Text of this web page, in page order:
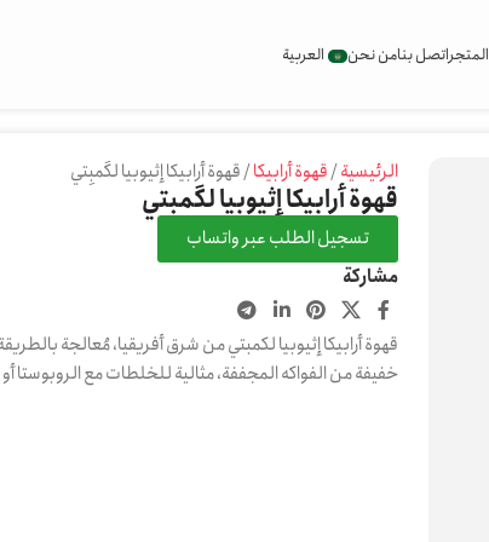
المتجراتصل بنامن نحن العربية
الرئيسية قهوة أرابيكا قهوة أرابيكا إثيوبيا لكَمبِتي
قهوة أرابيكا إثيوبيا لكَمبِتي
تسجيل الطلب عبر واتساب
مشاركة
قهوة أرابيكا إثيوبيا لكمبتي من شرق أفريقيا، مُعالجة
خفيفة من الفواكه المجففة، مثالية للخلطات مع الروبوستا